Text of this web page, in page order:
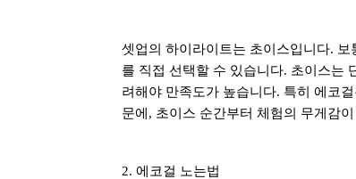
셋업의 하이라이트는 초이스입니다. 보
를 직접 선택할 수 있습니다. 초이스는
려해야 만족도가 높습니다. 특히 에코
문에 , 초이스 순간부터 체험의 무게감
2. 에코걸 노는법